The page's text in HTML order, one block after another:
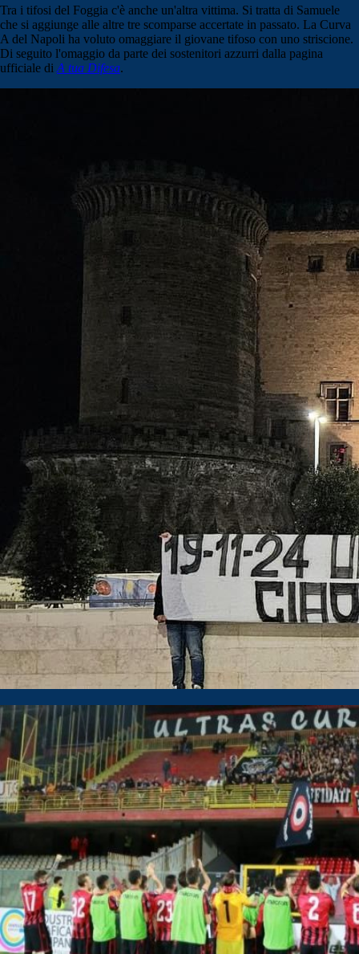
Tra i tifosi del Foggia c'è anche un'altra vittima. Si tratta di Samuele
che si aggiunge alle altre tre scomparse accertate in passato. La Curva
A del Napoli ha voluto omaggiare il giovane tifoso con uno striscione.
Di seguito l'omaggio da parte dei sostenitori azzurri dalla pagina
ufficiale diA tua Difesa.